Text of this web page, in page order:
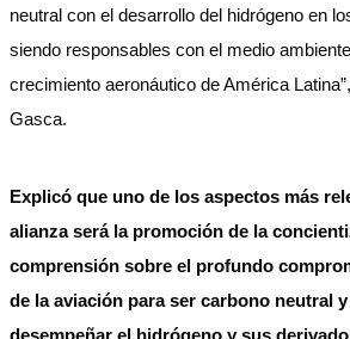
neutral con el desarrollo del hidrógeno en
siendo responsables con el medio
crecimiento aeronáutico de América
Gasca.
Explicó que uno de los aspectos más
alianza será la promoción de la
comprensión sobre el profundo
de la aviación para ser carbono neutral